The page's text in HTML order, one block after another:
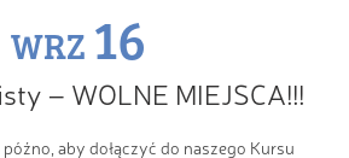
WRZ 16
– WOLNE MIEJSCA!!!
późno, aby dołączyć do naszego Kursu